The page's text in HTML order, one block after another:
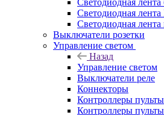
Светодиодная лента
Светодиодная
Светодиодная лента
Выключатели розетки
Управление светом
Назад
Управление светом
Выключатели реле
Коннекторы
Контроллеры
Контроллеры